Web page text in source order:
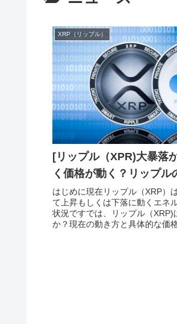
XRP（リップル）
[リップル（XPR)大暴落
く価格が動く？リップル
はじめに現在リップル（XRP）
て上昇もしくは下落に動くエネ
状況ですでは、リップル（
か？現在の動き方と具体的な価